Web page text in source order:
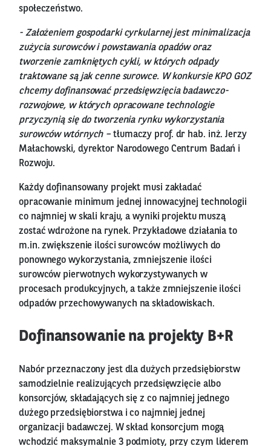
społeczeństwo.
- Założeniem gospodarki cyrkularnej jest minimalizacja
zużycia surowców i powstawania opadów oraz
tworzenie zamkniętych cykli, w których odpady
traktowane są jak cenne surowce. W konkursie KPO GOZ
chcemy dofinansować przedsięwzięcia badawczo-
rozwojowe, w których opracowane technologie
przyczynią się do tworzenia rynku wykorzystania
surowców wtórnych – tłumaczy prof. dr hab. inż. Jerzy
Małachowski, dyrektor Narodowego Centrum Badań i
Rozwoju.
Każdy dofinansowany projekt musi zakładać
opracowanie minimum jednej innowacyjnej technologii
co najmniej w skali kraju, a wyniki projektu muszą
zostać wdrożone na rynek. Przykładowe działania to
m.in. zwiększenie ilości surowców możliwych do
ponownego wykorzystania, zmniejszenie ilości
surowców pierwotnych wykorzystywanych w
procesach produkcyjnych, a także zmniejszenie ilości
odpadów przechowywanych na składowiskach.
Dofinansowanie na projekty B+R
Nabór przeznaczony jest dla dużych przedsiębiorstw
samodzielnie realizujących przedsięwzięcie albo
konsorcjów, składających się z co najmniej jednego
dużego przedsiębiorstwa i co najmniej jednej
organizacji badawczej. W skład konsorcjum mogą
wchodzić maksymalnie 3 podmioty, przy czym liderem